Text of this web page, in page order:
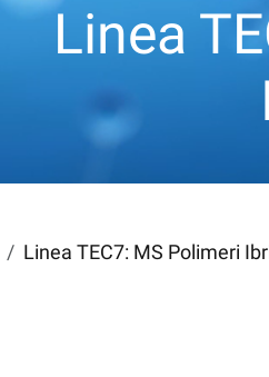
Linea
Linea TEC7: MS Polimeri